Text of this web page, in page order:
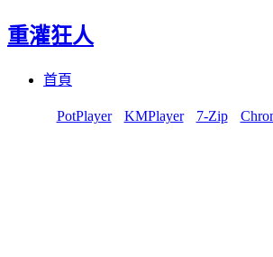
重灌狂人
首頁
PotPlayer KMPlayer 7-Zip